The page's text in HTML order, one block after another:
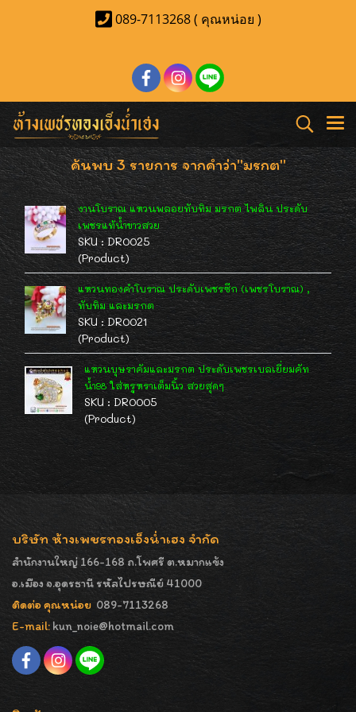
089-7113268 ( คุณหน่อย )
ค้นพบ 3 รายการ จากคำว่า"มรกต"
งานโบราณ แหวนพลอยทับทิม มรกต ไพลิน ประดับ
เพชรแท้น้ำขาวสวย
SKU : DR0025
(Product)
แหวนทองคำโบราณ ประดับเพชรซีก (เพชรโบราณ) ,
ทับทิม และมรกต
SKU : DR0021
(Product)
แหวนบุษราคัมและมรกต ประดับเพชรเบลเยี่ยมคัท
น้ำ98 ใส่หรูหราเต็มนิ้ว สวยสุดๆ
SKU : DR0005
(Product)
บริษัท ห้างเพชรทองเอ็งน่ำเฮง จำกัด
สำนักงานใหญ่ 166-168 ถ.โพศรี ต.หมากแข้ง
อ.เมือง จ.อุดรธานี รหัสไปรษณีย์ 41000
ติดต่อ คุณหน่อย 089-7113268
E-mail: kun_noie@hotmail.com